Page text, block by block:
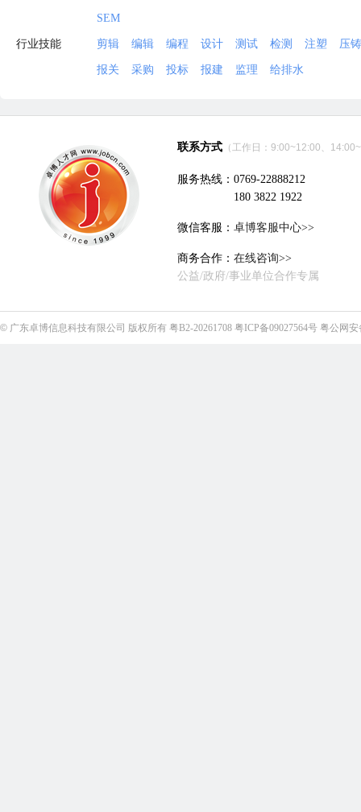
SEM
行业技能 剪辑 编辑 编程 设计 测试 检测 注塑 压铸
报关 采购 投标 报建 监理 给排水
联系方式 （工作日：9:00~12:00、
服务热线：0769-22888212
180 3822 1922
微信客服： 卓博客服中心>>
商务合作： 在线咨询>>
公益/政府/事业单位合作专属
© 广东卓博信息科技有限公司 版权所有 粤B2-20261708 粤ICP备09027564号 粤公网安